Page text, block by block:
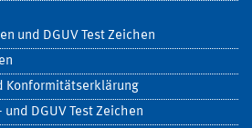
und DGUV Test Zeichen
Konformitätserklärung
DGUV Test Zeichen